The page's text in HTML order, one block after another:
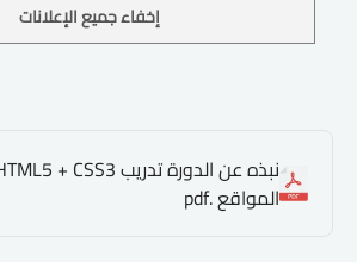
إخفاء جميع الإعلانات
المواقع .pdf